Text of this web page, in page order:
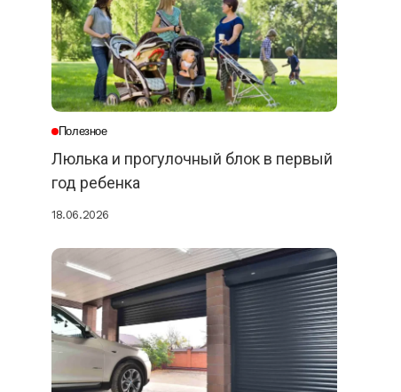
Полезное
Люлька и прогулочный блок в первый
год ребенка
18.06.2026